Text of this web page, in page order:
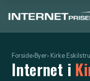
Forside›Byer› Kirke
Internet i